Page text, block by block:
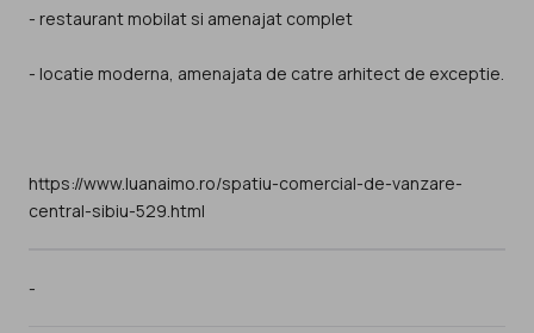
- restaurant mobilat si amenajat complet
- locatie moderna, amenajata de catre arhitect de exceptie.
https://www.luanaimo.ro/spatiu-comercial-de-vanzare-
central-sibiu-529.html
-